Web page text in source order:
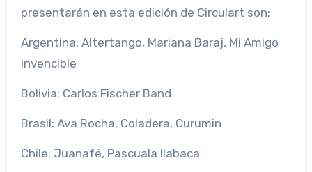
presentarán en esta edición de Circulart son:
Argentina: Altertango, Mariana Baraj, Mi Amigo
Invencible
Bolivia: Carlos Fischer Band
Brasil: Ava Rocha, Coladera, Curumin
Chile: Juanafé, Pascuala Ilabaca